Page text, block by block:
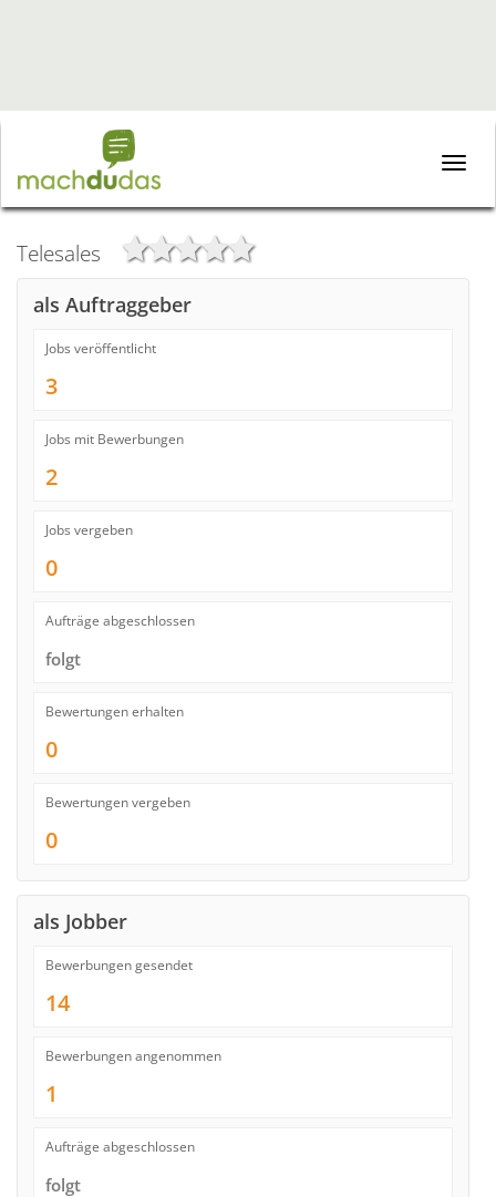
Toggle
Telesales
als Auftraggeber
Jobs veröffentlicht
3
Jobs mit Bewerbungen
2
Jobs vergeben
0
Aufträge abgeschlossen
folgt
Bewertungen erhalten
0
Bewertungen vergeben
0
als Jobber
Bewerbungen gesendet
14
Bewerbungen angenommen
1
Aufträge abgeschlossen
folgt